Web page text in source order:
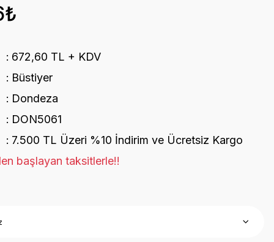
672,60 TL + KDV
Büstiyer
Dondeza
DON5061
7.500 TL Üzeri %10 İndirim ve Ücretsiz Kargo
başlayan taksitlerle!!